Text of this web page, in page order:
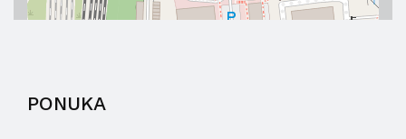
PONUKA